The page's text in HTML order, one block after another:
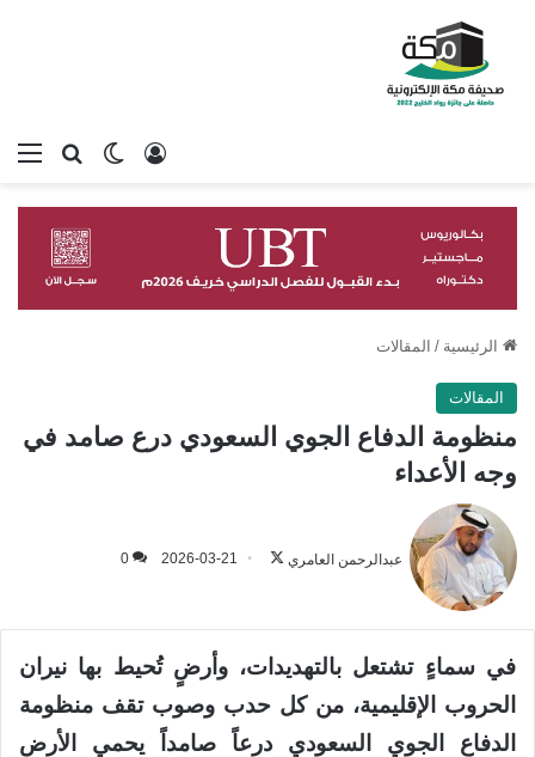
بحثالوضع
تسجيل الدخول
الرئيسية / المقالات
المقالات
منظومة الدفاع الجوي السعودي درع صامد في
وجه الأعداء
عبدالرحمن العامري
على
2026-03-21
0
في سماءٍ تشتعل بالتهديدات، وأرضٍ تُحيط بها نيران
الحروب الإقليمية، من كل حدب وصوب تقف منظومة
الدفاع الجوي السعودي درعاً صامداً يحمي الأرض